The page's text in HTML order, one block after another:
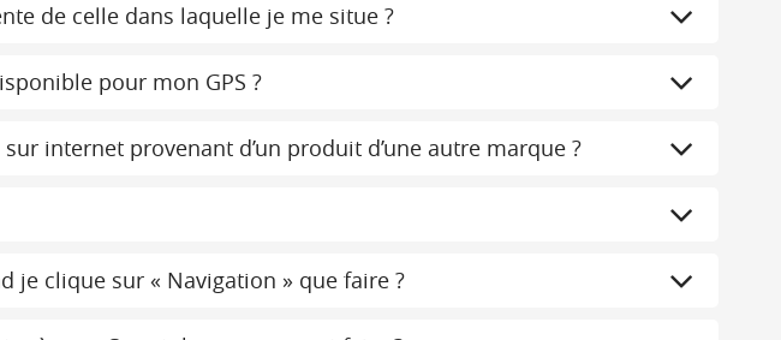
de celle dans laquelle je me situe ?
pour mon GPS ?
internet provenant d’un produit d’une autre marque ?
je clique sur « Navigation » que faire ?